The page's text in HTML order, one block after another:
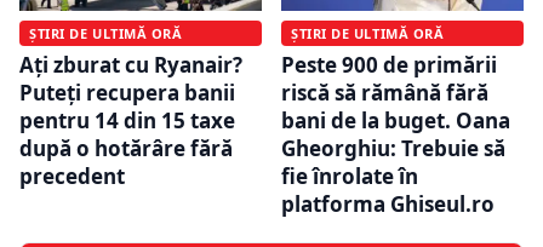
ȘTIRI DE ULTIMĂ ORĂ
Ați zburat cu Ryanair?
Puteți recupera banii
pentru 14 din 15 taxe
după o hotărâre fără
precedent
ȘTIRI DE ULTIMĂ ORĂ
Peste 900 de primării
riscă să rămână fără
bani de la buget. Oana
Gheorghiu: Trebuie să
fie înrolate în
platforma Ghiseul.ro